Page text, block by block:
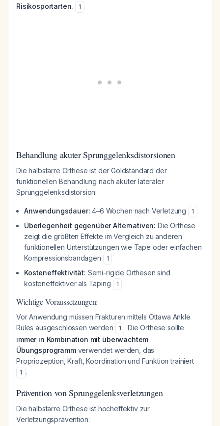
Risikosportarten.
1
Behandlung akuter Sprunggelenksdistorsionen
Die halbstarre Orthese ist der Goldstandard der
funktionellen Behandlung nach akuter lateraler
Sprunggelenksdistorsion:
Anwendungsdauer: 4–6 Wochen nach Verletzung 1
Überlegenheit gegenüber Alternativen: Die Orthese
zeigt die größten Effekte im Vergleich zu anderen
funktionellen Unterstützungen wie Tape oder einfachen
Kompressionsbandagen
1
Kosteneffektivität: Semi-rigide Orthesen sind
kosteneffektiver als Taping
1
Wichtige Voraussetzungen:
Vor Anwendung müssen Frakturen mittels Ottawa Ankle
Rules ausgeschlossen werden
1 . Die Orthese sollte
immer in Kombination mit überwachtem
Übungsprogrammverwendet werden, das
Propriozeption, Kraft, Koordination und Funktion trainiert
1 .
Prävention von Sprunggelenksverletzungen
Die halbstarre Orthese ist hocheffektiv zur
Verletzungsprävention: